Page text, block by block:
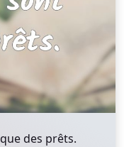
des prêts.